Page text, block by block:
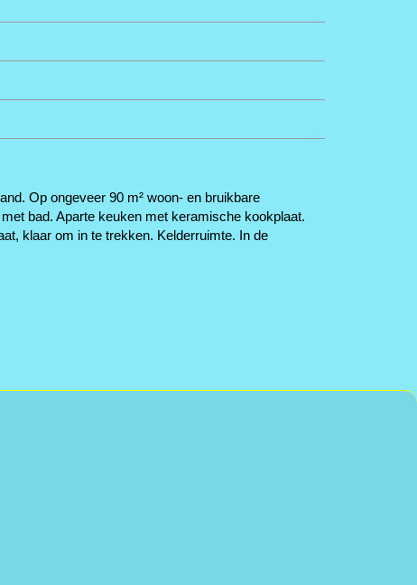
Op ongeveer 90 m² woon- en bruikbare
bad. Aparte keuken met keramische kookplaat.
klaar om in te trekken. Kelderruimte. In de